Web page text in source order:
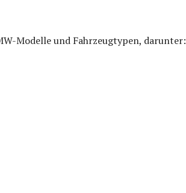
Modelle und Fahrzeugtypen, darunter: